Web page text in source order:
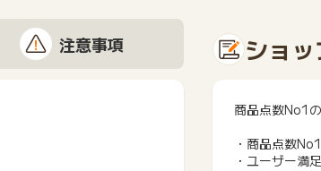
注意事項 ショ
商品点数No1
・商品点数No1
・ユーザー満